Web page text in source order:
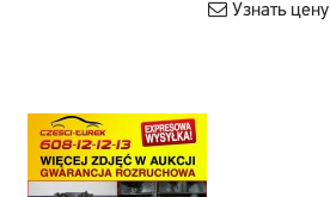
Узнать цену